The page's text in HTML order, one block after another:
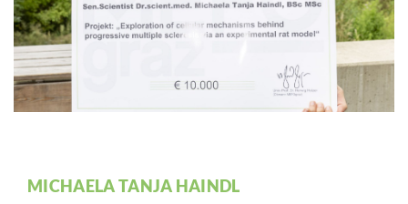
MICHAELA TANJA HAINDL